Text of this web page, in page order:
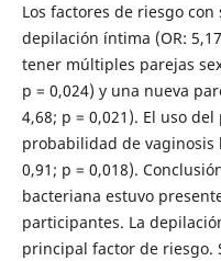
Los factores de riesgo
depilación íntima (OR:
tener múltiples parejas
p = 0,024) y una nueva
4,68; p = 0,021). El uso
probabilidad de vaginosis
0,91; p = 0,018).
bacteriana estuvo
participantes. La
principal factor de riesgo.